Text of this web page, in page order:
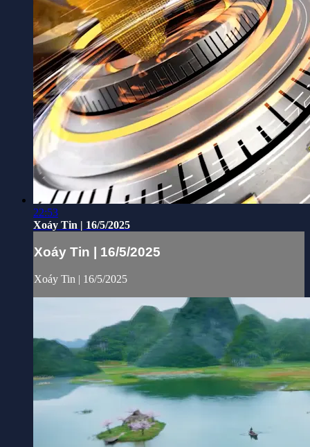
22:53
Xoáy Tin | 16/5/2025
Xoáy Tin | 16/5/2025
Xoáy Tin | 16/5/2025